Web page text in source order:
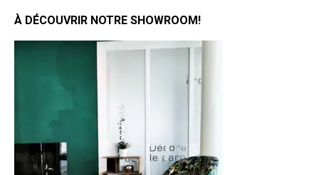
À DÉCOUVRIR NOTRE SHOWROOM!